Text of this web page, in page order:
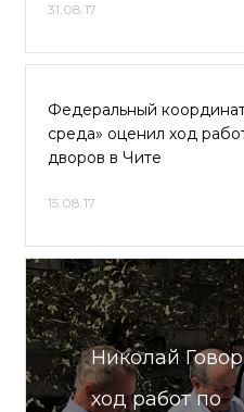
31.08.17
Федеральный
среда» оценил ход
дворов в Чите
15.08.17
Николай
ход работ по